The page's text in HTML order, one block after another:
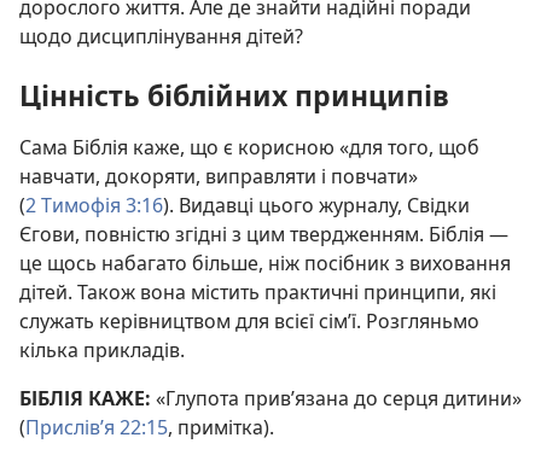
дорослого життя. Але де знайти надійні поради
щодо дисциплінування дітей?
Цінність біблійних принципів
Сама Біблія каже, що є корисною «для того, щоб
навчати, докоряти, виправляти і повчати»
(2 Тимофія 3:16). Видавці цього журналу, Свідки
Єгови, повністю згідні з цим твердженням. Біблія —
це щось набагато більше, ніж посібник з виховання
дітей. Також вона містить практичні принципи, які
служать керівництвом для всієї сім’ї. Розгляньмо
кілька прикладів.
БІБЛІЯ КАЖЕ: «Глупота прив’язана до серця дитини»
(Прислів’я 22:15, примітка).